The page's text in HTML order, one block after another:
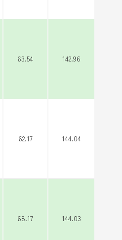
63.54 142.96
62.17 144.04
68.17 144.03